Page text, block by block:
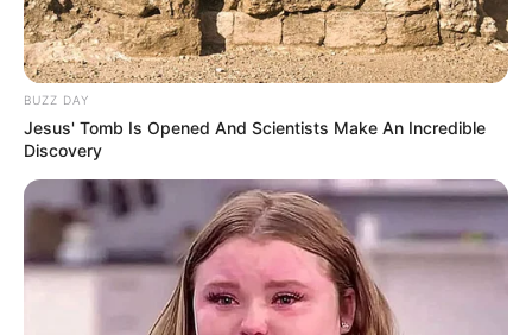
BUZZ DAY
Jesus' Tomb Is Opened And Scientists Make An Incredible
Discovery